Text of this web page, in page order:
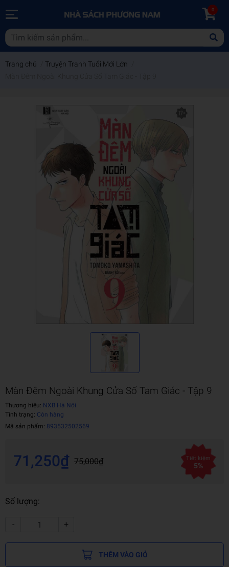
0
Trang chủ Truyện Tranh Tuổi Mới Lớn
Màn Đêm Ngoài Khung Cửa Sổ Tam Giác - Tập 9
Thương hiệu: NXB Hà Nội
Tình trạng: Còn hàng
Mã sản phẩm: 893532502569
71,250₫ 75,000₫ Tiết kiệm
5%
Số lượng:
- +
THÊM VÀO GIỎ